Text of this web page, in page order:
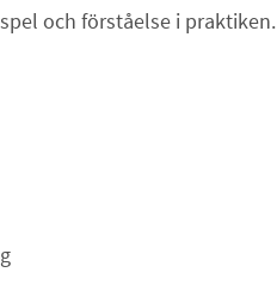
och förståelse i praktiken.